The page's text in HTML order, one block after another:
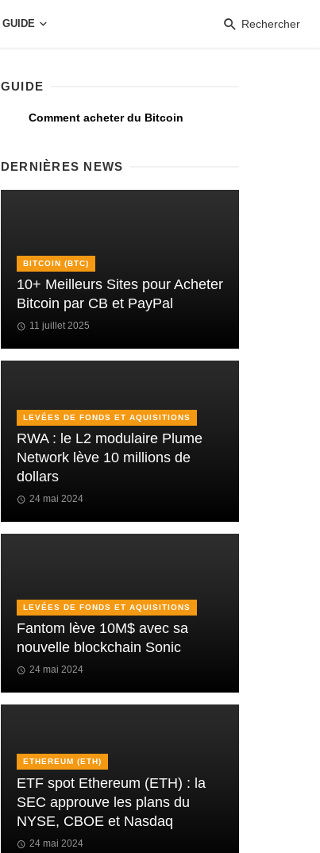
GUIDE Rechercher
GUIDE
Comment acheter du Bitcoin
DERNIÈRES NEWS
BITCOIN (BTC)
10+ Meilleurs Sites pour Acheter
Bitcoin par CB et PayPal
11 juillet 2025
LEVÉES DE FONDS ET AQUISITIONS
RWA : le L2 modulaire Plume
Network lève 10 millions de
dollars
24 mai 2024
LEVÉES DE FONDS ET AQUISITIONS
Fantom lève 10M$ avec sa
nouvelle blockchain Sonic
24 mai 2024
ETHEREUM (ETH)
ETF spot Ethereum (ETH) : la
SEC approuve les plans du
NYSE, CBOE et Nasdaq
24 mai 2024